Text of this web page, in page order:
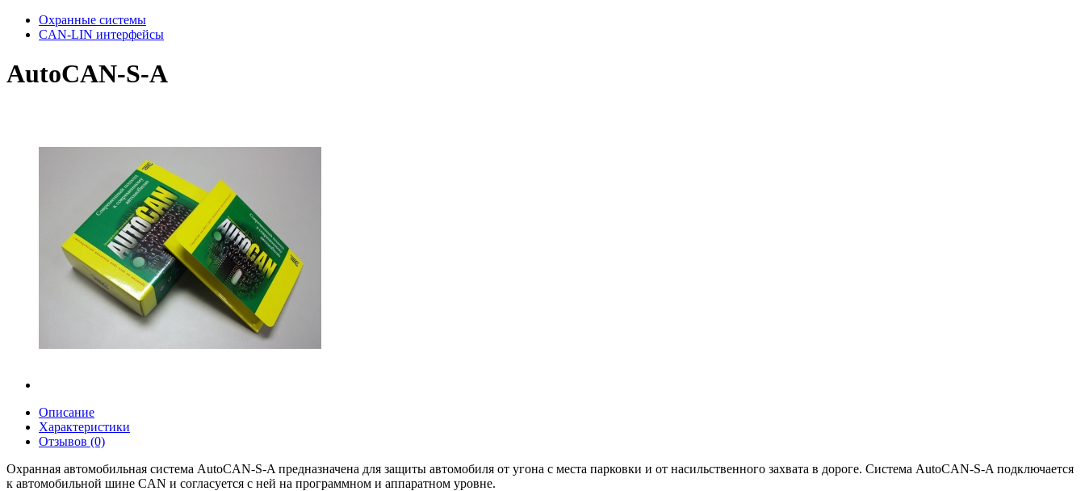
Охранные системы
CAN-LIN интерфейсы
AutoCAN-S-A
Описание
Характеристики
Отзывов (0)
Охранная автомобильная система AutoCAN-S-A предназначена для защиты автомобиля от угона с места парковки и от насильственного захвата в дороге. Система AutoCAN-S-A подключается
к автомобильной шине CAN и согласуется с ней на программном и аппаратном уровне.